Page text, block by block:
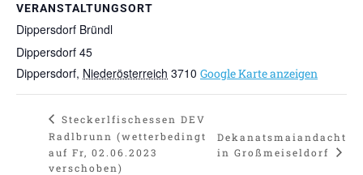
VERANSTALTUNGSORT
Dippersdorf Bründl
Dippersdorf 45
Dippersdorf, Niederösterreich 3710 Google Karte anzeigen
Steckerlfischessen DEV
Radlbrunn (wetterbedingt
auf Fr, 02.06.2023
verschoben)
Dekanatsmaiandacht
in Großmeiseldorf